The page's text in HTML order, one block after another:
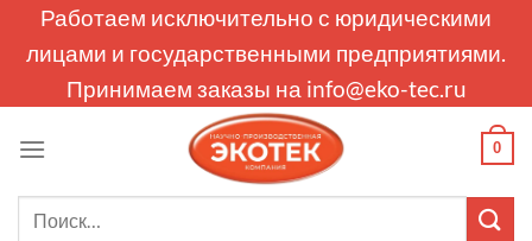
Работаем исключительно с юридическими
лицами и государственными предприятиями.
Принимаем заказы на info@eko-tec.ru
0